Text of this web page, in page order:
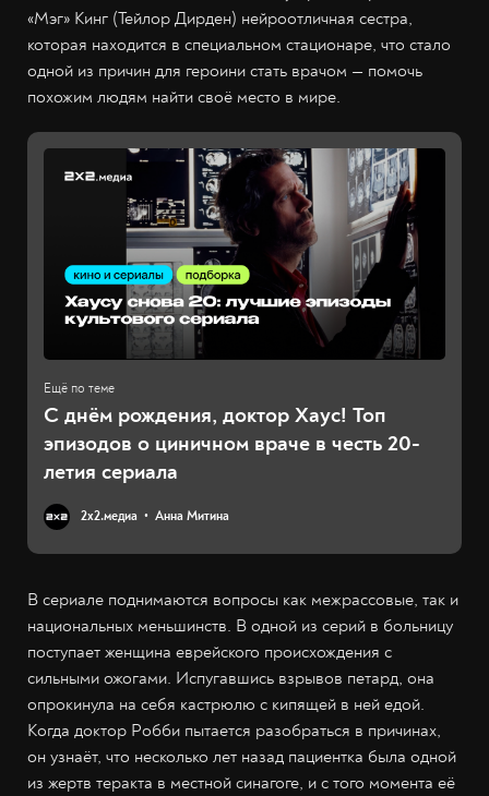
«Мэг» Кинг (Тейлор Дирден) нейроотличная сестра,
которая находится в специальном стационаре, что стало
одной из причин для героини стать врачом — помочь
похожим людям найти своё место в мире.
С днём рождения, доктор Хаус! Топ
эпизодов о циничном враче в честь 20-
летия сериала
2х2.медиа Анна Митина
В сериале поднимаются вопросы как межрассовые, так и
национальных меньшинств. В одной из серий в больницу
поступает женщина еврейского происхождения с
сильными ожогами. Испугавшись взрывов петард, она
опрокинула на себя кастрюлю с кипящей в ней едой.
Когда доктор Робби пытается разобраться в причинах,
он узнаёт, что несколько лет назад пациентка была одной
из жертв теракта в местной синагоге, и с того момента её